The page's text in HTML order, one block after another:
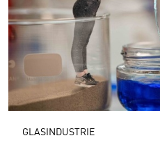
GLASINDUSTRIE